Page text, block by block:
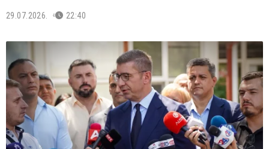
29.07.2026. 22:40